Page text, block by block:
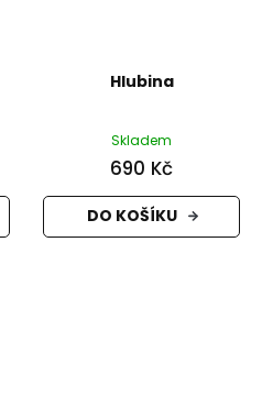
Hlubina
Skladem
690 Kč
DO KOŠÍKU